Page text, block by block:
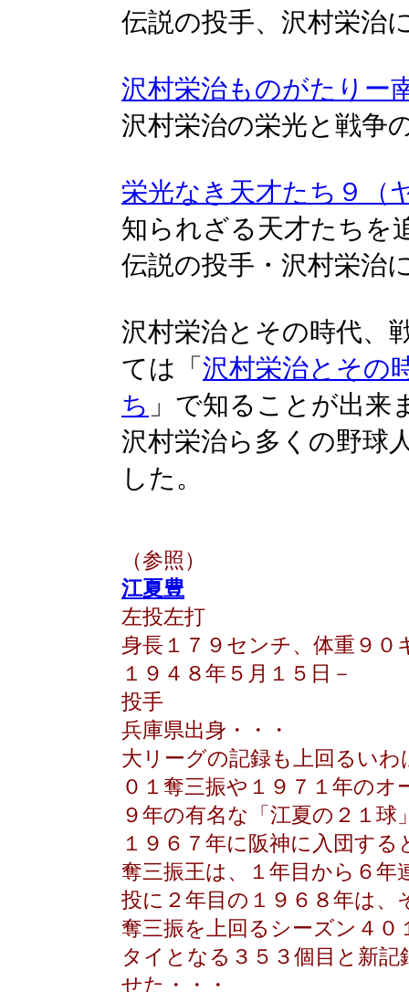
伝説の投手、沢村栄治
沢村栄治ものがたりー
沢村栄治の栄光と戦争
栄光なき天才たち９（
知られざる天才たちを
伝説の投手・沢村栄治
沢村栄治とその時代、
ては「 沢村栄治とその
ち 」で知ることが出来
沢村栄治ら多くの野球
した。
（参照）
江夏豊
左投左打
身長１７９センチ、体重９０
１９４８年５月１５日－
投手
兵庫県出身・・・
大リーグの記録も上回るい
０１奪三振や１９７１年の
９年の有名な「江夏の２１球
１９６７年に阪神に入団す
奪三振王は、１年目から６年
投に２年目の１９６８年は
奪三振を上回るシーズン４０
タイとなる３５３個目と新
せた・・・